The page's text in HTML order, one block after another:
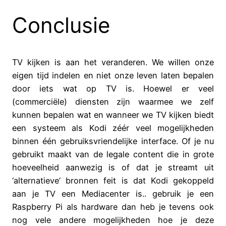
Conclusie
TV kijken is aan het veranderen. We willen onze
eigen tijd indelen en niet onze leven laten bepalen
door iets wat op TV is. Hoewel er veel
(commerciële) diensten zijn waarmee we zelf
kunnen bepalen wat en wanneer we TV kijken biedt
een systeem als Kodi zéér veel mogelijkheden
binnen één gebruiksvriendelijke interface. Of je nu
gebruikt maakt van de legale content die in grote
hoeveelheid aanwezig is of dat je streamt uit
‘alternatieve’ bronnen feit is dat Kodi gekoppeld
aan je TV een Mediacenter is.. gebruik je een
Raspberry Pi als hardware dan heb je tevens ook
nog vele andere mogelijkheden hoe je deze